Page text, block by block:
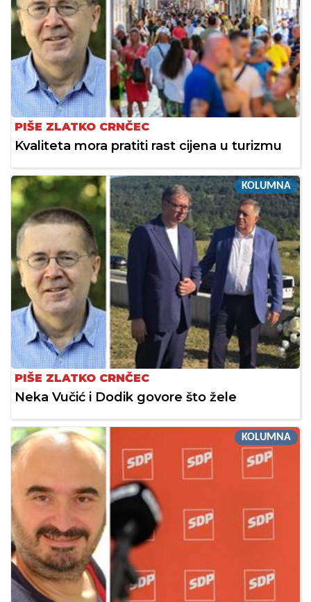
PIŠE ZLATKO CRNČEC
Kvaliteta mora pratiti rast cijena u turizmu
KOLUMNA
PIŠE ZLATKO CRNČEC
Neka Vučić i Dodik govore što žele
KOLUMNA